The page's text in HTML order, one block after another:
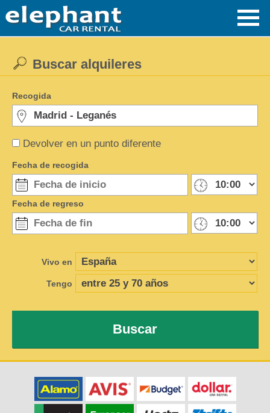
Devolver en un punto diferente
Buscar alquileres
Recogida
Fecha de recogida
Fecha de regreso
Vivo en
Tengo
Buscar